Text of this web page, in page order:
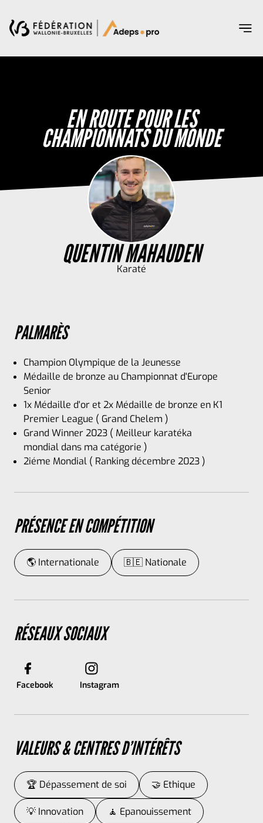
POURQUOI CETTE PLATEFORME ?
CRÉER SON PROFIL DE SPORTIF
Ma sélection
Login
EN ROUTE POUR LES
CHAMPIONNATS DU MONDE
QUENTIN MAHAUDEN
Karaté
PALMARÈS
Champion Olympique de la Jeunesse
Médaille de bronze au Championnat d'Europe
Senior
1x Médaille d'or et 2x Médaille de bronze en K1
Premier League ( Grand Chelem )
Grand Winner 2023 ( Meilleur karatéka
mondial dans ma catégorie )
2iéme Mondial ( Ranking décembre 2023 )
PRÉSENCE EN COMPÉTITION
🌎 Internationale 🇧🇪 Nationale
RÉSEAUX SOCIAUX
Facebook Instagram
VALEURS & CENTRES D’INTÉRÊTS
🏆 Dépassement de soi 🤝 Ethique
💡 Innovation 🧘 Epanouissement